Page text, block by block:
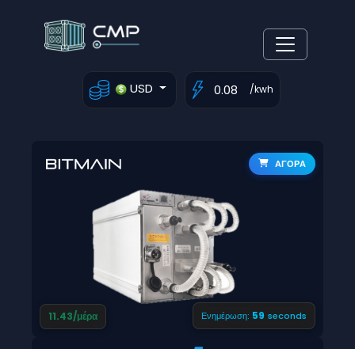
USD /kwh
ΑΓΟΡΑ
11.43/μέρα Ενημέρωση: 58 seconds